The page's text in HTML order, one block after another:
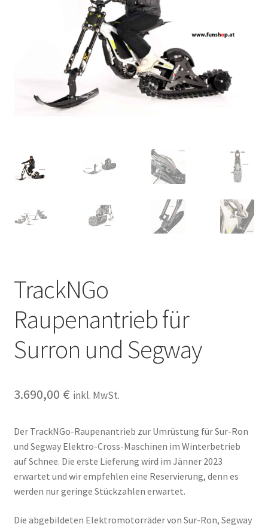
TrackNGo
Raupenantrieb für
Surron und Segway
3.690,00 € inkl. MwSt.
Der TrackNGo-Raupenantrieb zur Umrüstung für Sur-Ron
und Segway Elektro-Cross-Maschinen im Winterbetrieb
auf Schnee. Die erste Lieferung wird im Jänner 2023
erwartet und wir empfehlen eine Reservierung, denn es
werden nur geringe Stückzahlen erwartet.
Die abgebildeten Elektromotorräder von Sur-Ron, Segway